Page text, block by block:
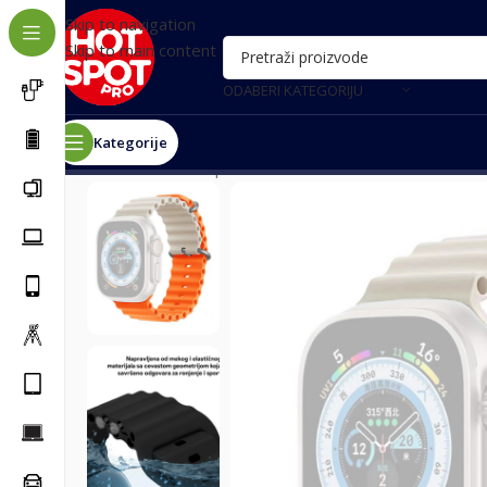
Skip to navigation
Skip to main content
ODABERI KATEGORIJU
Kategorije
Почетна/Smart oprema/Pametni satovi/Narukvica